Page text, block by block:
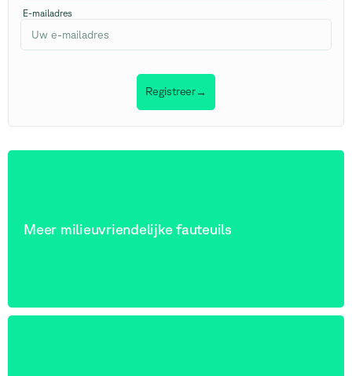
E-mailadres
Registreer→
Meer milieuvriendelijke fauteuils